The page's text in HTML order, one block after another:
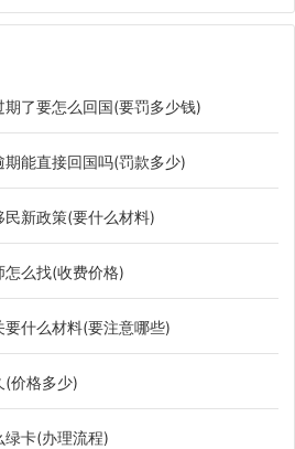
了要怎么回国(要罚多少钱)
能直接回国吗(罚款多少)
新政策(要什么材料)
么找(收费价格)
什么材料(要注意哪些)
(价格多少)
绿卡(办理流程)